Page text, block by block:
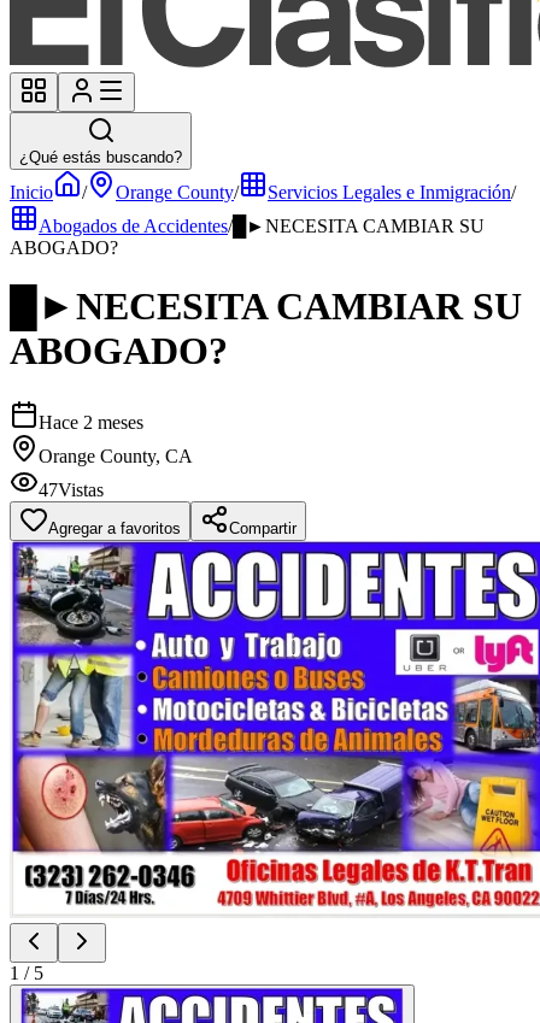
¿Qué estás buscando?
Inicio / Orange County/ Servicios Legales e Inmigración/
Abogados de Accidentes/ █►NECESITA CAMBIAR SU
ABOGADO?
█►NECESITA CAMBIAR SU
ABOGADO?
Hace 2 meses
Orange County, CA
47Vistas
Agregar a favoritos Compartir
1 / 5